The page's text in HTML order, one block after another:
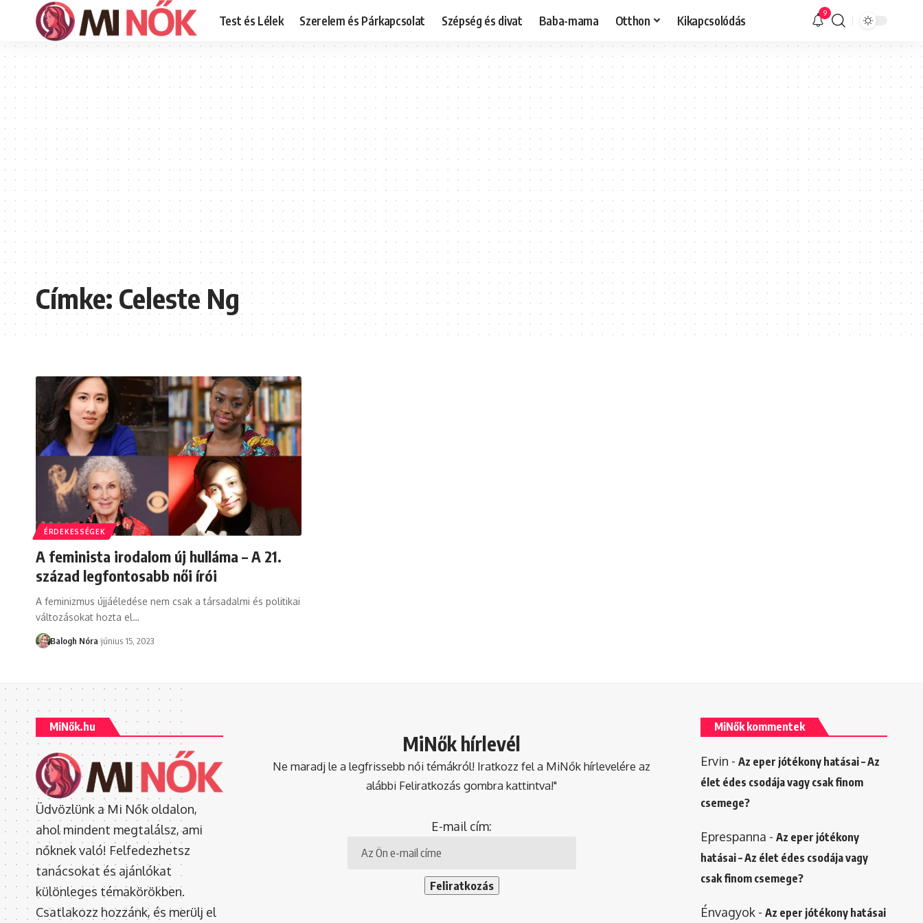
Test és Lélek Szerelem és Párkapcsolat Szépség és divat Baba-mama Otthon Kikapcsolódás 9
Címke:Celeste Ng
ÉRDEKESSÉGEK
A feminista irodalom új hulláma – A 21.
század legfontosabb női írói
A feminizmus újjáéledése nem csak a társadalmi és politikai
változásokat hozta el…
Balogh Nóra június 15, 2023
MiNők.hu
Üdvözlünk a Mi Nők oldalon,
ahol mindent megtalálsz, ami
nőknek való! Felfedezhetsz
tanácsokat és ajánlókat
különleges témakörökben.
Csatlakozz hozzánk, és merülj el
MiNők hírlevél
Ne maradj le a legfrissebb női témákról! Iratkozz fel a MiNők hírlevelére az
alábbi Feliratkozás gombra kattintva!"
E-mail cím:
MiNők kommentek
Ervin - Az eper jótékony hatásai – Az
élet édes csodája vagy csak finom
csemege?
Eprespanna - Az eper jótékony
hatásai – Az élet édes csodája vagy
csak finom csemege?
Énvagyok- Az eper jótékony hatásai